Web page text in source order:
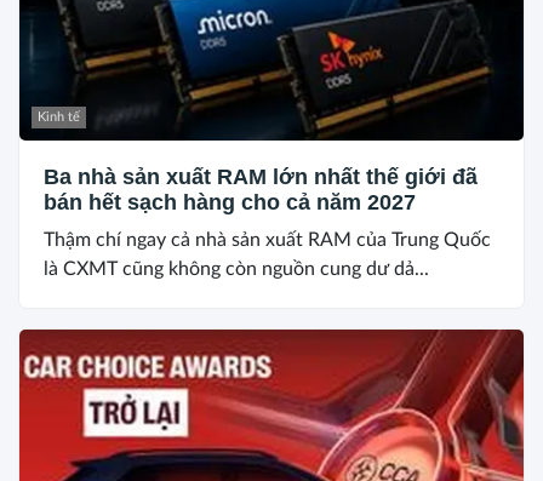
Kinh tế
Ba nhà sản xuất RAM lớn nhất thế giới đã
bán hết sạch hàng cho cả năm 2027
Thậm chí ngay cả nhà sản xuất RAM của Trung Quốc
là CXMT cũng không còn nguồn cung dư dả...